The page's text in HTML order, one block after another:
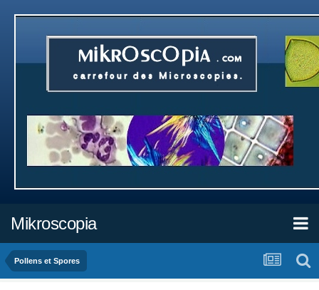
Mikroscopia
Pollens et Spores